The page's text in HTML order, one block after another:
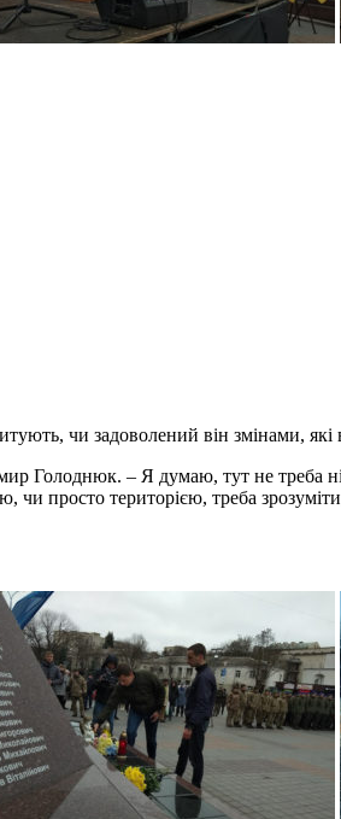
чи задоволений він змінами, які
Голоднюк. – Я думаю, тут не треба
просто територією, треба